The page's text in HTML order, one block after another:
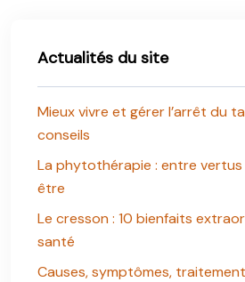
Actualités du site
Mieux vivre et gérer l’arrêt du
conseils
La phytothérapie : entre
être
Le cresson : 10 bienfaits
santé
Causes, symptômes,